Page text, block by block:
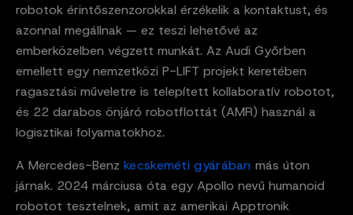
robotok érintőszenzorokkal érzékelik a kontaktust, és
azonnal megállnak — ez teszi lehetővé az
emberközelben végzett munkát. Az Audi Győrben
emellett egy nemzetközi P-LIFT projekt keretében
ragasztási műveletre is telepített kollaboratív robotot,
és 22 darabos önjáró robotflottát (AMR) használ a
logisztikai folyamatokhoz.
A Mercedes-Benz kecskeméti gyárában más úton
járnak. 2024 márciusa óta egy Apollo nevű humanoid
robotot tesztelnek, amit az amerikai Apptronik